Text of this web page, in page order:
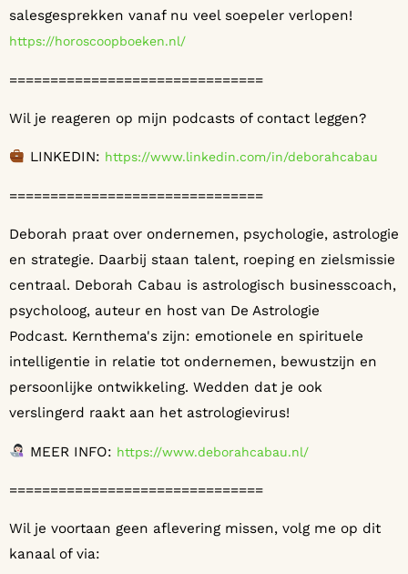
salesgesprekken vanaf nu veel soepeler verlopen!
⁠⁠⁠⁠⁠⁠⁠https://horoscoopboeken.nl/⁠⁠⁠⁠⁠⁠⁠
===============================
Wil je reageren op mijn podcasts of contact leggen?
LINKEDIN: ⁠⁠⁠⁠⁠⁠⁠https://www.linkedin.com/in/deborahcabau ⁠⁠⁠⁠⁠⁠⁠
===============================
Deborah praat over ondernemen, psychologie, astrologie
en strategie. Daarbij staan talent, roeping en zielsmissie
centraal. Deborah Cabau is astrologisch businesscoach,
psycholoog, auteur en host van De Astrologie
Podcast. Kernthema's zijn: emotionele en spirituele
intelligentie in relatie tot ondernemen, bewustzijn en
persoonlijke ontwikkeling. Wedden dat je ook
verslingerd raakt aan het astrologievirus!
MEER INFO: ⁠⁠⁠⁠⁠⁠⁠https://www.deborahcabau.nl/ ⁠⁠⁠⁠⁠⁠⁠
===============================
Wil je voortaan geen aflevering missen, volg me op dit
kanaal of via: